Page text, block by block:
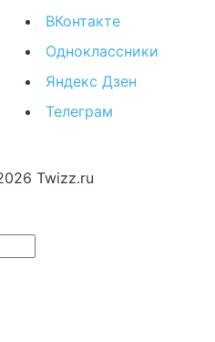
ВКонтакте
Одноклассники
Яндекс Дзен
Телеграм
Twizz.ru